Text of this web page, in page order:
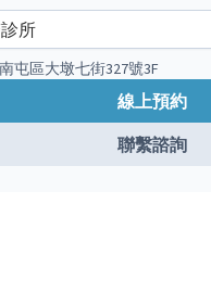
屯區大墩七街327號3F
線上預約
聯繫諮詢